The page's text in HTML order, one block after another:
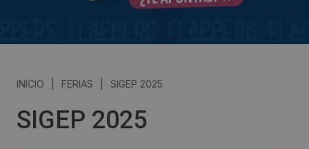
INICIO FERIAS SIGEP 2025
SIGEP 2025